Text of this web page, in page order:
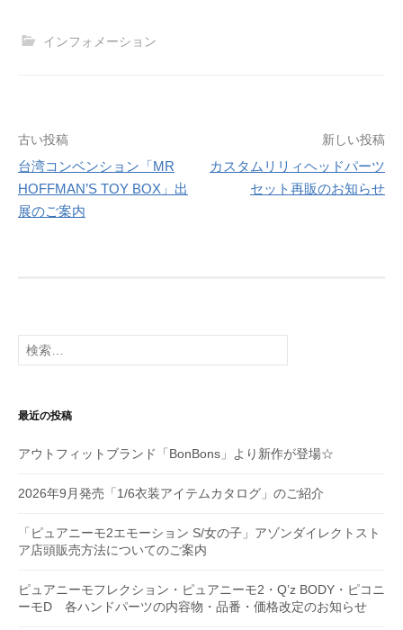
インフォメーション
投
稿
ナ
シ
ョ
ン
古い投稿
台湾コンベンション「MR
HOFFMAN’S TOY BOX」出
展のご案内
新しい投稿
カスタムリリィヘッドパーツ
セット再販のお知らせ
検
索:
最近の投稿
アウトフィットブランド「BonBons」より新作が登場☆
2026年9月発売「1/6衣装アイテムカタログ」のご紹介
「ピュアニーモ2エモーション S/女の子」アゾンダイレクトスト
ア店頭販売方法についてのご案内
ピュアニーモフレクション・ピュアニーモ2・Q’z BODY・ピコニ
ーモD 各ハンドパーツの内容物・品番・価格改定のお知らせ